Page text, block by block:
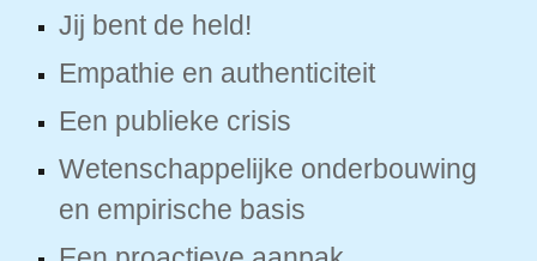
Jij bent de held!
Empathie en authenticiteit
Een publieke crisis
Wetenschappelijke onderbouwing
en empirische basis